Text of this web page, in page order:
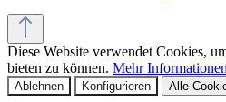
Diese Website verwendet Cookies,
bieten zu können. Mehr
Ablehnen Konfigurieren Alle